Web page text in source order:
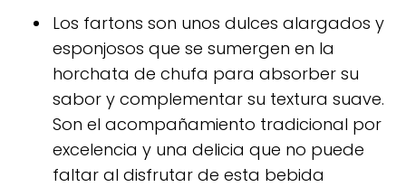
Los fartons son unos dulces alargados y
esponjosos que se sumergen en la
horchata de chufa para absorber su
sabor y complementar su textura suave.
Son el acompañamiento tradicional por
excelencia y una delicia que no puede
faltar al disfrutar de esta bebida